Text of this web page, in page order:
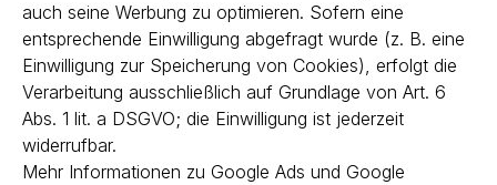
auch seine Werbung zu optimieren. Sofern eine
entsprechende Einwilligung abgefragt wurde (z. B. eine
Einwilligung zur Speicherung von Cookies), erfolgt die
Verarbeitung ausschließlich auf Grundlage von Art. 6
Abs. 1 lit. a DSGVO; die Einwilligung ist jederzeit
widerrufbar.
Mehr Informationen zu Google Ads und Google